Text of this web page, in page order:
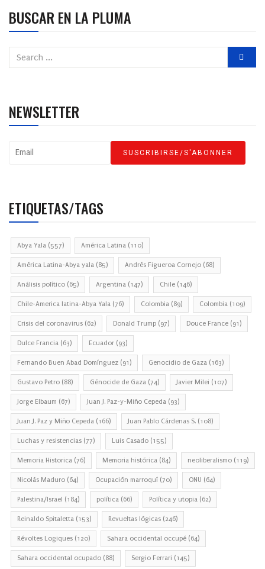
BUSCAR EN LA PLUMA
NEWSLETTER
ETIQUETAS/TAGS
Abya Yala (557) América Latina (110)
América Latina-Abya yala (85) Andrés Figueroa Cornejo (68)
Análisis político (65) Argentina (147) Chile (146)
Chile-America latina-Abya Yala (76) Colombia (89) Colombia (109)
Crisis del coronavirus (62) Donald Trump (97) Douce France (91)
Dulce Francia (63) Ecuador (93)
Fernando Buen Abad Domínguez (91) Genocidio de Gaza (163)
Gustavo Petro (88) Génocide de Gaza (74) Javier Milei (107)
Jorge Elbaum (67) Juan J. Paz-y-Miño Cepeda (93)
Juan J. Paz y Miño Cepeda (166) Juan Pablo Cárdenas S. (108)
Luchas y resistencias (77) Luis Casado (155)
Memoria Historica (76) Memoria histórica (84) neoliberalismo (119)
Nicolás Maduro (64) Ocupación marroquí (70) ONU (64)
Palestina/Israel (184) política (66) Política y utopia (62)
Reinaldo Spitaletta (153) Revueltas lógicas (246)
Révoltes Logiques (120) Sahara occidental occupé (64)
Sahara occidental ocupado (88) Sergio Ferrari (145)